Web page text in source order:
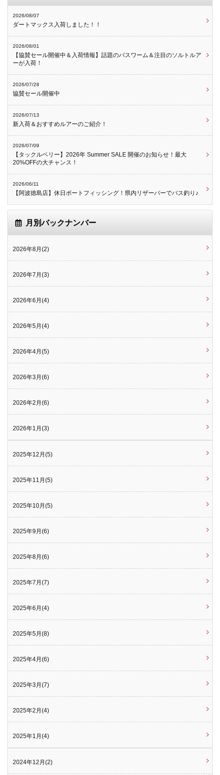
2026/08/07
ダートマックス入荷しました！！
2026/08/01
【協賛セール開催中＆入荷情報】話題のバスワーム＆注目のソルトルア
ーが入荷！
2026/07/28
協賛セール開催中
2026/07/13
新入荷＆おすすめルアーのご紹介！
2026/07/09
【タックルベリー】2026年 Summer SALE 開催のお知らせ！最大
20%OFFの大チャンス！
2026/06/11
【阿波徳島店】休日ボートフィッシング！県内リザーバーでバス釣り♪
月別バックナンバー
2026年8月(2)
2026年7月(3)
2026年6月(4)
2026年5月(4)
2026年4月(5)
2026年3月(6)
2026年2月(6)
2026年1月(3)
2025年12月(5)
2025年11月(5)
2025年10月(5)
2025年9月(6)
2025年8月(6)
2025年7月(7)
2025年6月(4)
2025年5月(8)
2025年4月(6)
2025年3月(7)
2025年2月(4)
2025年1月(4)
2024年12月(2)